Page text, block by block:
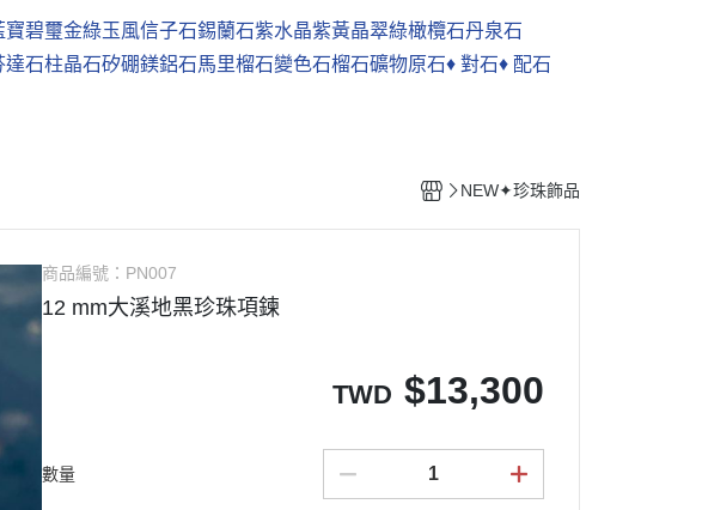
寶碧璽金綠玉風信子石錫蘭石紫水晶紫黃晶翠綠橄欖石丹泉石
達石柱晶石矽硼鎂鋁石馬里榴石變色石榴石礦物原石♦︎ 對石♦︎ 配石
NEW✦珍珠飾品
商品編號： PN007
12 mm大溪地黑珍珠項鍊
TWD $13,300
數量